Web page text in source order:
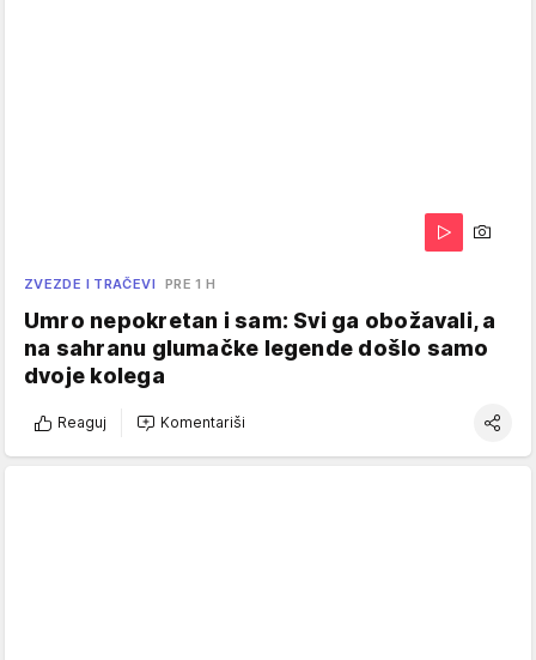
ZVEZDE I TRAČEVI PRE 1 H
Umro nepokretan i sam: Svi ga obožavali, a
na sahranu glumačke legende došlo samo
dvoje kolega
Reaguj Komentariši